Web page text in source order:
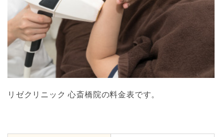
リゼクリニック 心斎橋院の料金表です。